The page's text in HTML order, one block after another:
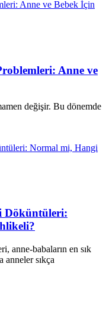
Anne ve
değişir. Bu dönemde
Döküntüleri:
anne-babaların en sık
anneler sıkça